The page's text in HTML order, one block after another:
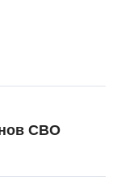
СВО